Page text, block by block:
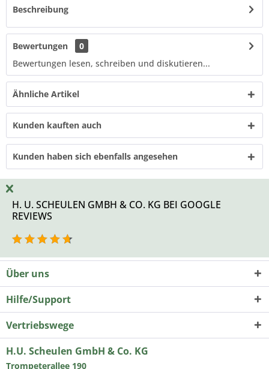
Beschreibung
Bewertungen
0
Bewertungen lesen, schreiben und diskutieren...
Ähnliche Artikel
Kunden kauften auch
Kunden haben sich ebenfalls angesehen
H. U. SCHEULEN GMBH & CO. KG BEI GOOGLE
REVIEWS
Über uns
Hilfe/Support
Vertriebswege
H.U. Scheulen GmbH & Co. KG
Trompeterallee 190